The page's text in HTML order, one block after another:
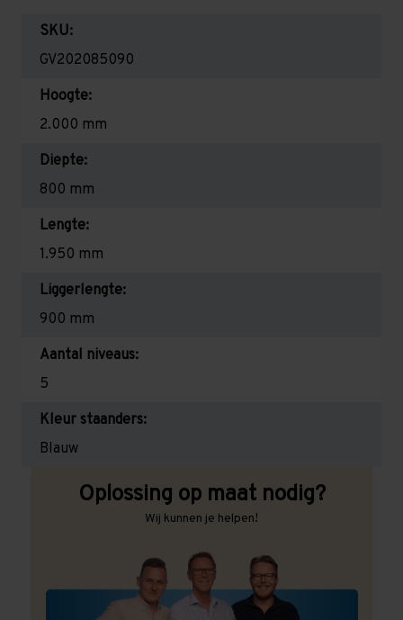
SKU:
GV202085090
Hoogte:
2.000 mm
Diepte:
800 mm
Lengte:
1.950 mm
Liggerlengte:
900 mm
Aantal niveaus:
5
Kleur staanders:
Blauw
Oplossing op maat nodig?
Wij kunnen je helpen!